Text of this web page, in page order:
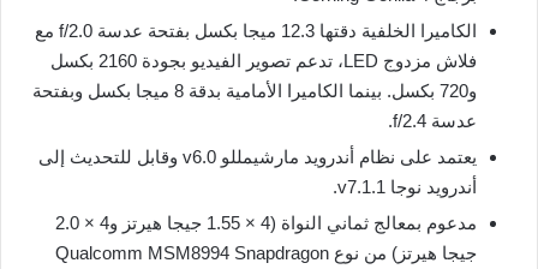
الكاميرا الخلفية دقتها 12.3 ميجا بكسل بفتحة عدسة f/2.0 مع
فلاش مزدوج LED، تدعم تصوير الفيديو بجودة 2160 بكسل
و720 بكسل. بينما الكاميرا الأمامية بدقة 8 ميجا بكسل وبفتحة
عدسة f/2.4.
يعتمد على نظام أندرويد مارشيمللو v6.0 وقابل للتحديث إلى
أندرويد نوجا v7.1.1.
مدعوم بمعالج ثماني النواة (4 × 1.55 جيجا هيرتز و4 × 2.0
جيجا هيرتز) من نوع Qualcomm MSM8994 Snapdragon